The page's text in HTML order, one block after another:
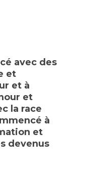
avec des
et
et à
et
la race
à
et
devenus